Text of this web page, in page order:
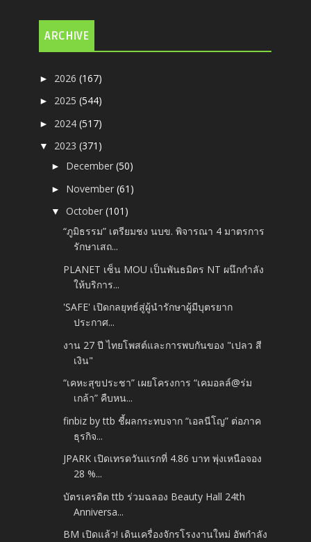
ARCHIVE
► 2026(167)
► 2025(544)
► 2024(517)
▼ 2023(371)
► December(50)
► November(61)
▼October(101)
“ภูมิธรรม” เตรียมชง นบข. พิจารณา 4 มาตรการ
รักษาเสถ...
PLANET เซ็น MOU เป็นพันธมิตร NT ผนึกกำลัง
ให้บริการ...
'SAFE' เปิดกลยุทธ์สู่ผู้นำรักษาผู้มีบุตรยาก
ประกาศ...
งาน 27 ปี ไทยโพสต์และการพบกันของ "เปลว สี
เงิน"
“เคหะสุขประชา” เผยโครงการ “เคมอลล์@ร่ม
เกล้า” คืบหน...
finbiz by ttb ชี้ผลกระทบจาก “เอลนีโญ” ต่อภาค
ธุรกิจ...
JPARK เปิดเทรดวันแรกที่ 4.86 บาท พุ่งเหนือจอง
28 %...
บัตรเครดิต ttb ร่วมฉลอง Beauty Hall 24th
Anniversa...
BM เปิดแล้ว! เดินเครื่องจักรโรงงานใหม่ อัพกำลัง